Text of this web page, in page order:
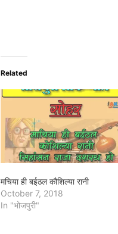
Related
मचिया ही बईठल कौशिल्या रानी
October 7, 2018
In "भोजपुरी"